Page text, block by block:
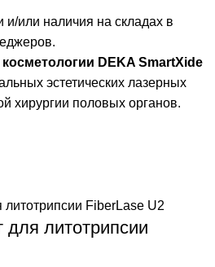
и/или наличия на складах в
DEKA SmartXide
эстетических лазерных
хирургии половых органов.
литотрипсии